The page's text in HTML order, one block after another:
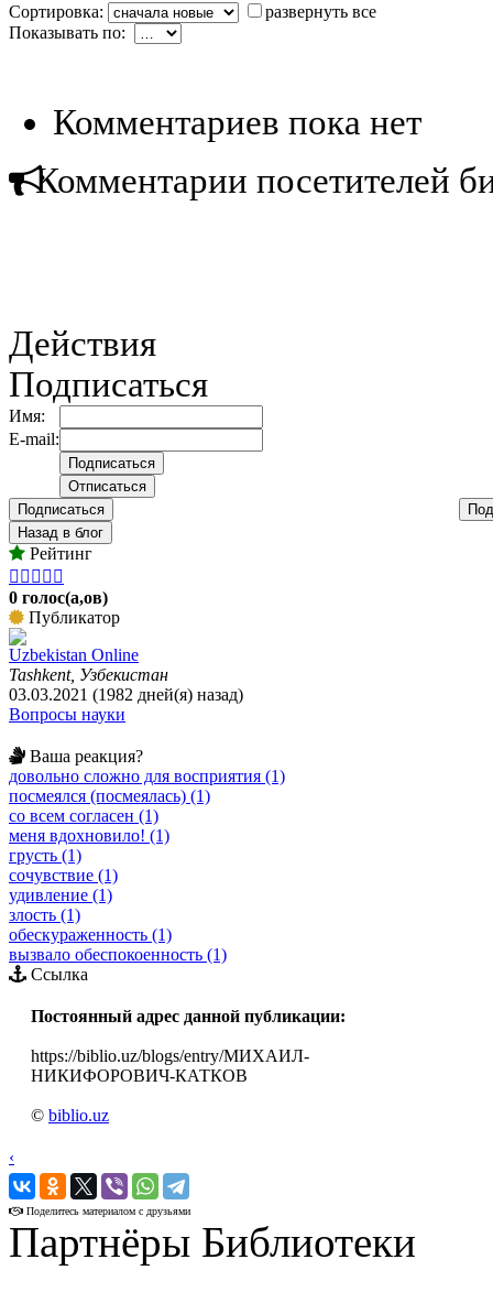
Сортировка:
развернуть все
Показывать по:
Комментариев пока нет
Комментарии посетителей
Действия
Подписаться
Имя:
E-mail:
Подписаться
Назад в блог
Рейтинг
    
0 голос(а,ов)
Публикатор
Uzbekistan Online
Tashkent, Узбекистан
03.03.2021 (1982 дней(я) назад)
Вопросы науки
Ваша реакция?
довольно сложно для восприятия (1)
посмеялся (посмеялась) (1)
со всем согласен (1)
меня вдохновило! (1)
грусть (1)
сочувствие (1)
удивление (1)
злость (1)
обескураженность (1)
вызвало обеспокоенность (1)
Ссылка
Постоянный адрес данной публикации:
https://biblio.uz/blogs/entry/МИХАИЛ-
НИКИФОРОВИЧ-КАТКОВ
© biblio.uz
‹
›
Поделитесь материалом с друзьями
Партнёры Библиотеки